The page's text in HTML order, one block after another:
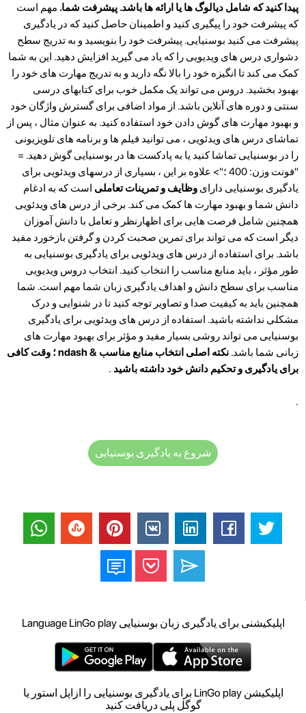
پیدا کنید که شامل دیالوگ ها یا ارائه ها باشد. پیشرفت شما. مهم است
که پیشرفت خود را پیگیری کنید و اطمینان حاصل کنید که در یادگیری
پیشرفت می کنید بوسنیایی. پیشرفت خود را بنویسید و به تدریج سطح
دشواری درس های ویدیویی را که یاد می گیرید افزایش دهید. این به شما
کمک می کند تا انگیزه خود را بالا نگه دارید و به تدریج مهارت های خود را
بهبود بخشید. دروس می تواند یک مکمل خوب برای کتابهای درسی
سنتی و دوره های آنلاین باشد. از مواد اضافی برای گسترش واژگان خود
و بهبود مهارت های گوش دادن خود استفاده کنید. به عنوان مثال ، پس از
تماشای درس های ویدئویی ، می توانید فیلم ها و برنامه های تلویزیونی
را در بوسنیایی تماشا کنید یا به پادکست ها در بوسنیایی گوش دهید. =
"فونت وزن: 400 ؛"> علاوه بر این ، بسیاری از درسهای ویدئویی برای
یادگیری بوسنیایی دارای وظایف و تمرینات تعاملی است که به ادغام
دانش شما و بهبود مهارت ها کمک می کند. برخی از درس های ویدئویی
همچنین شامل فرصت هایی برای اظهارنظر و تعامل با دانش آموزان
دیگر است که می تواند برای تمرین صحبت کردن و گرفتن بازخورد مفید
باشد. برای استفاده از درس های ویدئویی برای یادگیری بوسنیایی به
طور مؤثر ، باید منابع مناسب را انتخاب کنید. انتخاب دروس ویدیویی
مناسب برای سطح دانش و اهداف یادگیری زبان شما مهم است. شما
همچنین باید به کیفیت صدا و تصاویر توجه کنید تا در شنوایی و درک
مشکلی نداشته باشید. استفاده از درس های ویدئویی برای یادگیری
بوسنیایی می تواند روشی بسیار مفید و مؤثر برای بهبود مهارت های
زبانی شما باشد.
نکته اصلی انتخاب منابع مناسب & ndash ؛ وقت کافی
برای یادگیری و تحکیم دانش خود داشته باشید .
.
شروع به یادگیری بوسنیایی
اپلیکیشنی برای یادگیری زبان بوسنیایی Language LinGo play
اپلیکیشن LinGo play برای یادگیری بوسنیایی را ازاپل استور یا
گوگل پلی دریافت کنید